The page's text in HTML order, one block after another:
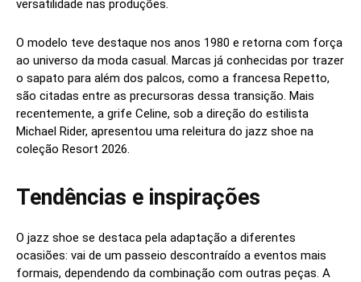
versatilidade nas produções.
O modelo teve destaque nos anos 1980 e retorna com força
ao universo da moda casual. Marcas já conhecidas por trazer
o sapato para além dos palcos, como a francesa Repetto,
são citadas entre as precursoras dessa transição. Mais
recentemente, a grife Celine, sob a direção do estilista
Michael Rider, apresentou uma releitura do jazz shoe na
coleção Resort 2026.
Tendências e inspirações
O jazz shoe se destaca pela adaptação a diferentes
ocasiões: vai de um passeio descontraído a eventos mais
formais, dependendo da combinação com outras peças. A